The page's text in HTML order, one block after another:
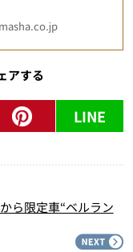
アする
LINE
ら限定車“ベルラン